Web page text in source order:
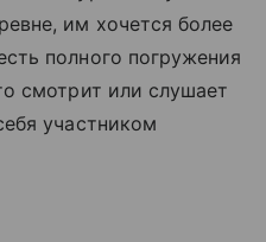
им хочется более
полного погружения
смотрит или слушает
участником